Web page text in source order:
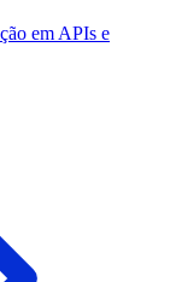
em APIs e